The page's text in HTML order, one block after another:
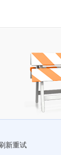
新重试